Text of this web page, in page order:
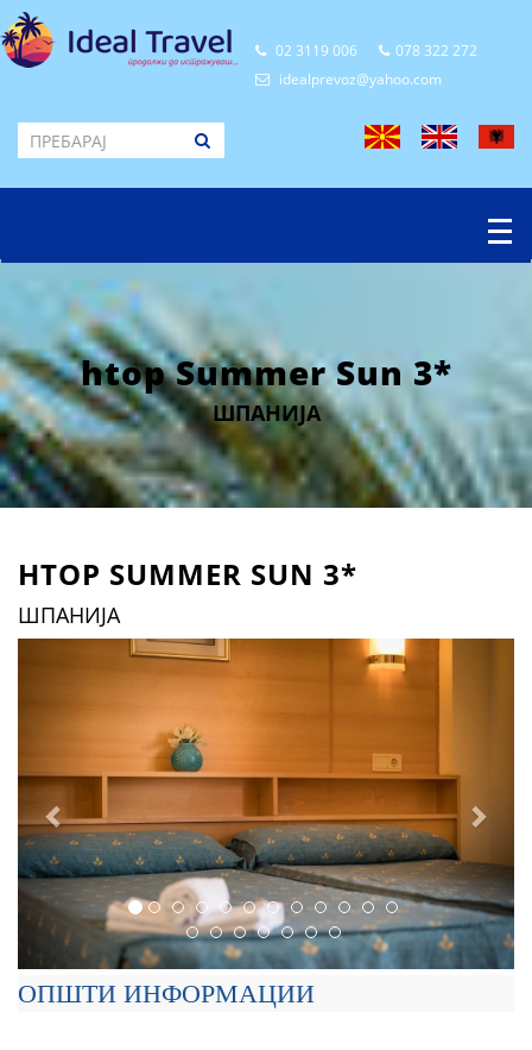
02 3119 006
078 322 272
idealprevoz@yahoo.com
htop Summer Sun 3*
ШПАНИЈА
HTOP SUMMER SUN 3*
ШПАНИЈА
Previous
ОПШТИ ИНФОРМАЦИИ